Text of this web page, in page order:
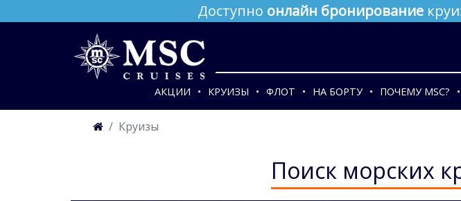
Доступно онлайн бронирование
АКЦИИ КРУИЗЫ ФЛОТ НА БОРТУ ПОЧЕМУ MSC?
Круизы
Поиск морских